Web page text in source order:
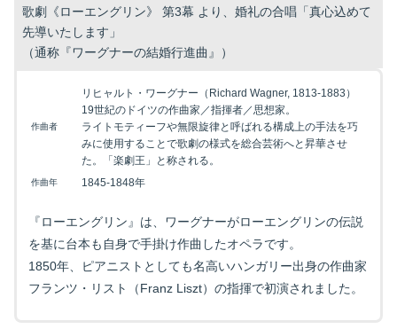
歌劇《ローエングリン》 第3幕 より、婚礼の合唱「真心込めて
先導いたします」
（通称『ワーグナーの結婚行進曲』）
作曲者
リヒャルト・ワーグナー（Richard Wagner, 1813-1883）
19世紀のドイツの作曲家／指揮者／思想家。
ライトモティーフや無限旋律と呼ばれる構成上の手法を巧
みに使用することで歌劇の様式を総合芸術へと昇華させ
た。「楽劇王」と称される。
作曲年 1845-1848年
『ローエングリン』は、ワーグナーがローエングリンの伝説
を基に台本も自身で手掛け作曲したオペラです。
1850年、ピアニストとしても名高いハンガリー出身の作曲家
フランツ・リスト（Franz Liszt）の指揮で初演されました。